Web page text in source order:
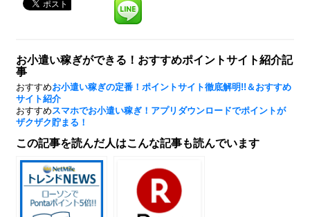
お小遣い稼ぎができる！おすすめポイントサイト紹介記
事
おすすめお小遣い稼ぎの定番！ポイントサイト徹底解明!!＆おすすめ
サイト紹介
おすすめ スマホでお小遣い稼ぎ！アプリダウンロードでポイントが
ザクザク貯まる！
この記事を読んだ人はこんな記事も読んでいます